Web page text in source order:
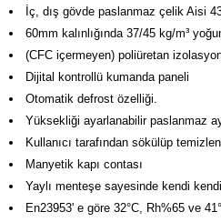
İç, dış gövde paslanmaz çelik Aisi
60mm kalınlığında 37/45 kg/m³
(CFC içermeyen) poliüretan
Dijital kontrollü kumanda paneli
Otomatik defrost özelliği.
Yüksekliği ayarlanabilir paslanmaz
Kullanıcı tarafından sökülüp
Manyetik kapı contası
Yaylı menteşe sayesinde kendi
En23953' e göre 32°C, Rh%65 ve